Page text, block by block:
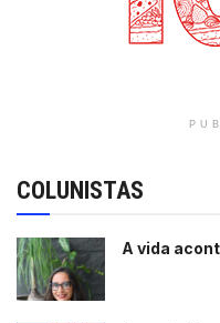
COLUNISTAS
A vida